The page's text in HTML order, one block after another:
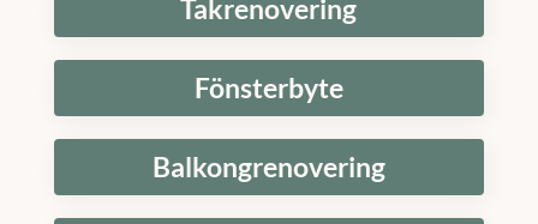
Takrenovering
Fönsterbyte
Balkongrenovering